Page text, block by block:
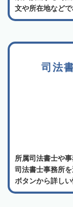
文や所在地などで
司法
所属司法書士や
司法書士事務所
ボタンから詳しい